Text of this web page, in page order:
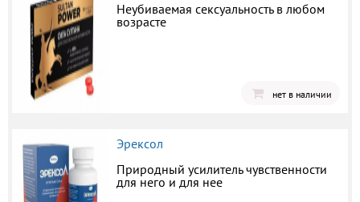
Неубиваемая сексуальность в любом
возрасте
нет в наличии
Эрексол
Природный усилитель чувственности
для него и для нее